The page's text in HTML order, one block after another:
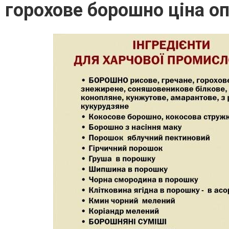
горохове борошно ціна